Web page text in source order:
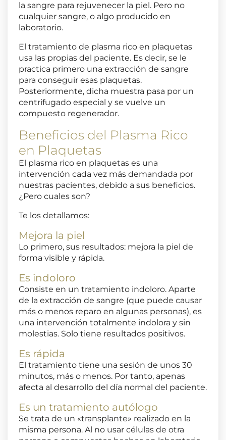
la sangre para rejuvenecer la piel. Pero no
cualquier sangre, o algo producido en
laboratorio.
El tratamiento de plasma rico en plaquetas
usa las propias del paciente. Es decir, se le
practica primero una extracción de sangre
para conseguir esas plaquetas.
Posteriormente, dicha muestra pasa por un
centrifugado especial y se vuelve un
compuesto regenerador.
Beneficios del Plasma Rico
en Plaquetas
El plasma rico en plaquetas es una
intervención cada vez más demandada por
nuestras pacientes, debido a sus beneficios.
¿Pero cuales son?
Te los detallamos:
Mejora la piel
Lo primero, sus resultados: mejora la piel de
forma visible y rápida.
Es indoloro
Consiste en un tratamiento indoloro. Aparte
de la extracción de sangre (que puede causar
más o menos reparo en algunas personas), es
una intervención totalmente indolora y sin
molestias. Solo tiene resultados positivos.
Es rápida
El tratamiento tiene una sesión de unos 30
minutos, más o menos. Por tanto, apenas
afecta al desarrollo del día normal del paciente.
Es un tratamiento autólogo
Se trata de un «transplante» realizado en la
misma persona. Al no usar células de otra